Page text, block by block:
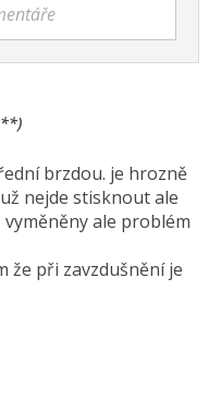
brzdou. je hrozně
nejde stisknout ale
ale problém
že při zavzdušnění je